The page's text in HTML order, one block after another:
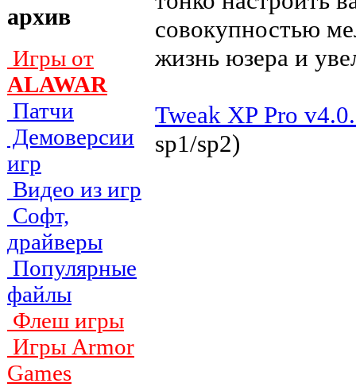
архив
Игры от
ALAWAR
Патчи
Демоверсии
игр
Видео из игр
Софт,
драйверы
Популярные
файлы
Флеш игры
Игры Armor
Games
совокупностью
жизнь юзера и
Tweak XP Pro
sp1/sp2)